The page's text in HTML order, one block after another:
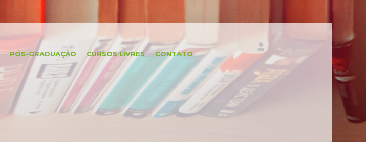
PÓS-GRADUAÇÃO CURSOS LIVRES CONTATO